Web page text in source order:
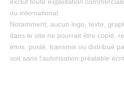
ou international.
Notamment, aucun logo, texte,
dans le site ne pourrait être copié,
émis, posté, transmis ou distribué
soit sans l’autorisation préalable